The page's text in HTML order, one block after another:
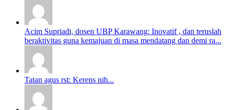
Acim Supriadi, dosen UBP Karawang: Inovatif , dan teruslah
beraktivitas guna kemajuan di masa mendatang dan demi ra...
Tatan agus rst: Kerens nih...